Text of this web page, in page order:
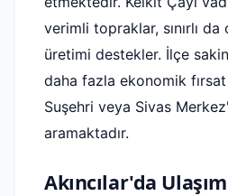
verimli topraklar, sınırlı da
üretimi destekler. İlçe
daha fazla ekonomik
Suşehri veya Sivas
aramaktadır.
Akıncılar'da